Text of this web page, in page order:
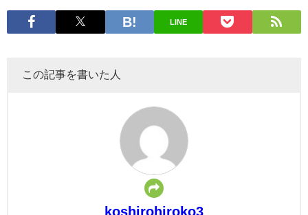
LINE
この記事を書いた人
koshirohiroko3